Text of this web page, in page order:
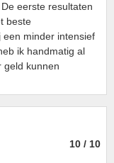
eerste resultaten
beste
een minder intensief
ik handmatig al
geld kunnen
10 / 10